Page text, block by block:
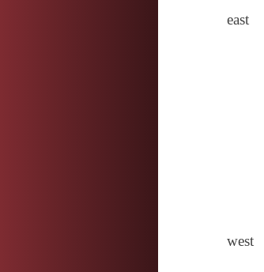
east
west